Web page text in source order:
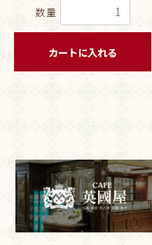
数量
カートに入れる